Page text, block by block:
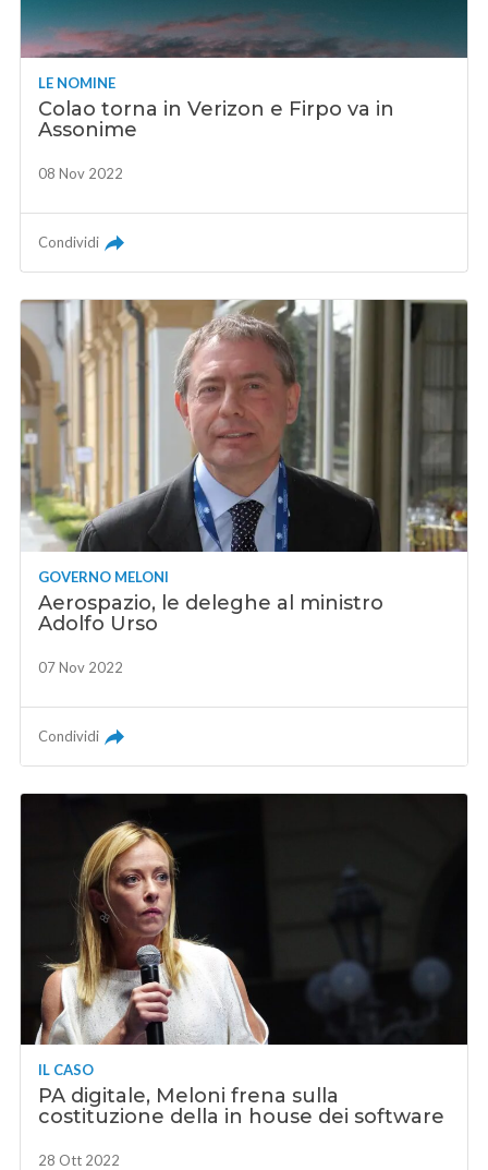
LE NOMINE
Colao torna in Verizon e Firpo va in
Assonime
08 Nov 2022
Condividi
GOVERNO MELONI
Aerospazio, le deleghe al ministro
Adolfo Urso
07 Nov 2022
Condividi
IL CASO
PA digitale, Meloni frena sulla
costituzione della in house dei software
28 Ott 2022